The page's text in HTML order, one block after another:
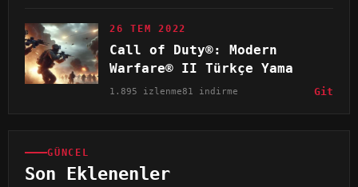
26 TEM 2022
Call of Duty®: Modern
Warfare® II Türkçe Yama
1.895 izlenme81 indirme Git
GÜNCEL
Son Eklenenler